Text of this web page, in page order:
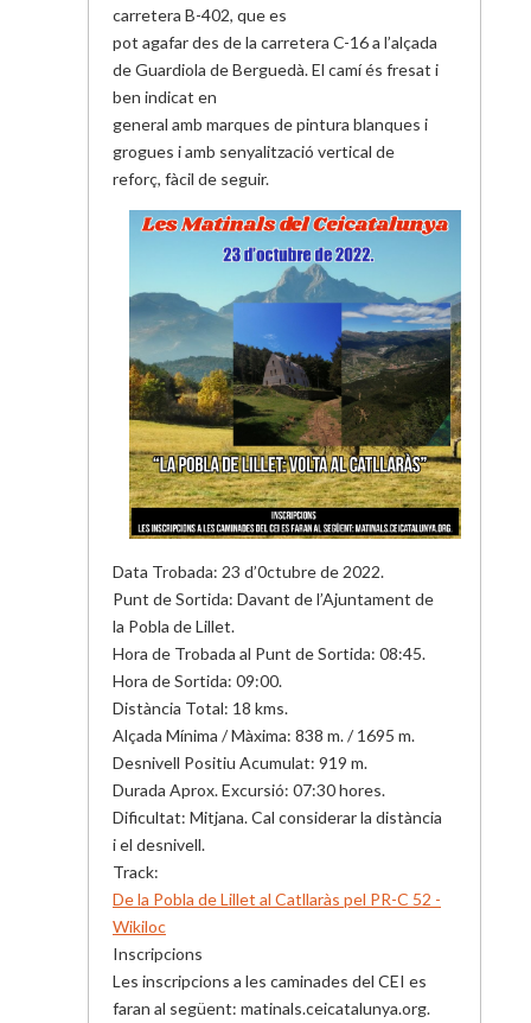
carretera B-402, que es
pot agafar des de la carretera C-16 a l’alçada
de Guardiola de Berguedà. El camí és fresat i
ben indicat en
general amb marques de pintura blanques i
grogues i amb senyalització vertical de
reforç, fàcil de seguir.
Data Trobada: 23 d’0ctubre de 2022.
Punt de Sortida: Davant de l’Ajuntament de
la Pobla de Lillet.
Hora de Trobada al Punt de Sortida: 08:45.
Hora de Sortida: 09:00.
Distància Total: 18 kms.
Alçada Mínima / Màxima: 838 m. / 1695 m.
Desnivell Positiu Acumulat: 919 m.
Durada Aprox. Excursió: 07:30 hores.
Dificultat: Mitjana. Cal considerar la distància
i el desnivell.
Track:
De la Pobla de Lillet al Catllaràs pel PR-C 52 -
Wikiloc
Inscripcions
Les inscripcions a les caminades del CEI es
faran al següent: matinals.ceicatalunya.org.